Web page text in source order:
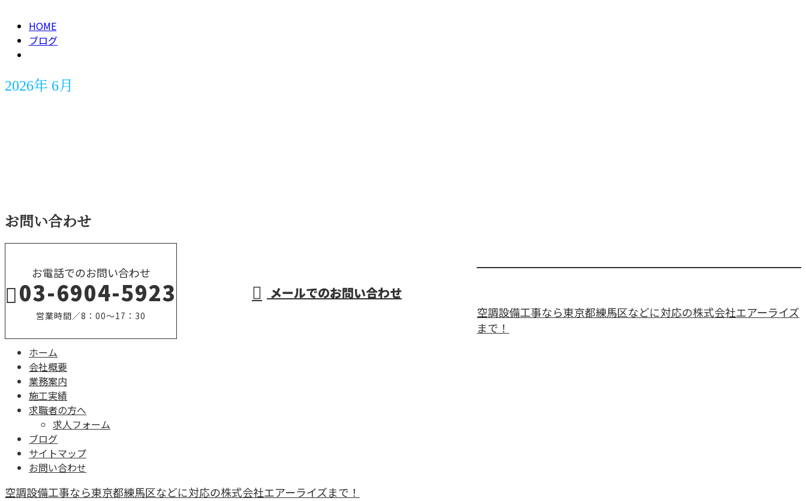
HOME
ブログ
2026年 6月
お問い合わせ
お電話でのお問い合わせ
03-6904-5923
営業時間／8：00～17：30
メールでのお問い合わせ
空調設備工事なら東京都練馬区などに対応の株式会社エアーライズ
まで！
ホーム
会社概要
業務案内
施工実績
求職者の方へ
求人フォーム
ブログ
サイトマップ
お問い合わせ
空調設備工事なら東京都練馬区などに対応の株式会社エアーライズまで！